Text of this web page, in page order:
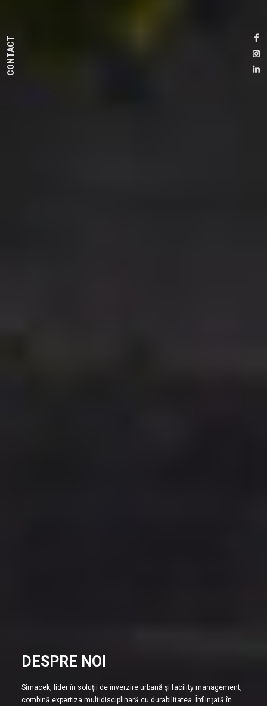
DESPRE NOI
Simacek, lider în soluții de înverzire urbană și facility management,
combină expertiza multidisciplinară cu durabilitatea. Înființată în
CONTACT